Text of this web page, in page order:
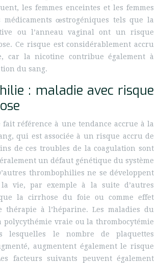
les femmes enceintes et les femmes
œstrogéniques tels que la
ou l’anneau vaginal ont un risque
Ce risque est considérablement accru
car la nicotine contribue également à
du sang.
: maladie avec risque
référence à une tendance accrue à la
qui est associée à un risque accru de
de ces troubles de la coagulation sont
un défaut génétique du système
thrombophilies ne se développent
vie, par exemple à la suite d’autres
la cirrhose du foie ou comme effet
thérapie à l’héparine. Les maladies du
polycythémie vraie ou la thrombocytémie
lesquelles le nombre de plaquettes
augmentent également le risque
facteurs suivants peuvent également